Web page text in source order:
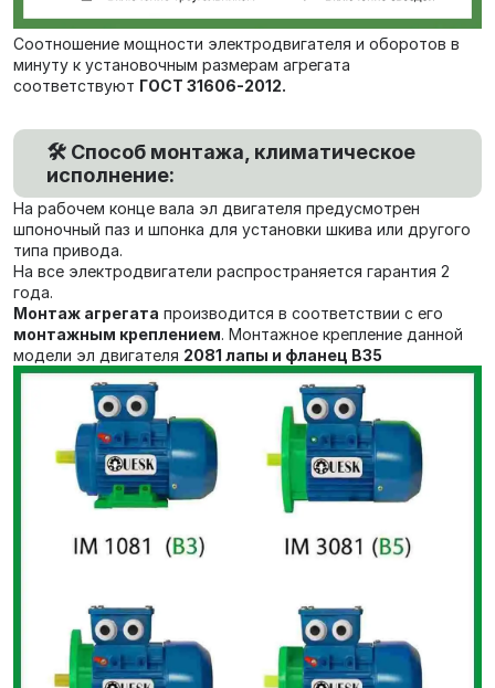
Соотношение мощности электродвигателя и оборотов в
минуту к установочным размерам агрегата
соответствуют ГОСТ 31606-2012.
🛠️ Способ монтажа, климатическое
исполнение:
На рабочем конце вала эл двигателя предусмотрен
шпоночный паз и шпонка для установки шкива или другого
типа привода.
На все электродвигатели распространяется гарантия 2
года.
Монтаж агрегата производится в соответствии с его
монтажным креплением. Монтажное крепление данной
модели эл двигателя 2081 лапы и фланец В35